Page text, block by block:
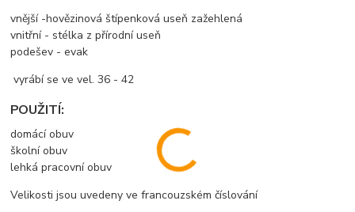
vnější -hovězinová štípenková useň zažehlená
vnitřní - stélka z přírodní useň
podešev - evak
vyrábí se ve vel. 36 - 42
POUŽITÍ:
domácí obuv
školní obuv
lehká pracovní obuv
Velikosti jsou uvedeny ve francouzském číslování